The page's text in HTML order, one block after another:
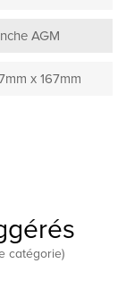
AGM
x 167mm
catégorie)